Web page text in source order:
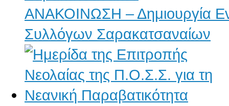
ΑΝΑΚΟΙΝΩΣΗ – Δημιουργία
Συλλόγων Σαρακατσαναίων